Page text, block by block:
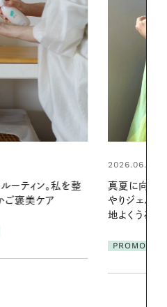
ーブが香るひん
う。暑い季節に心
2026.07.21
発・ベーリングの
リーとの重